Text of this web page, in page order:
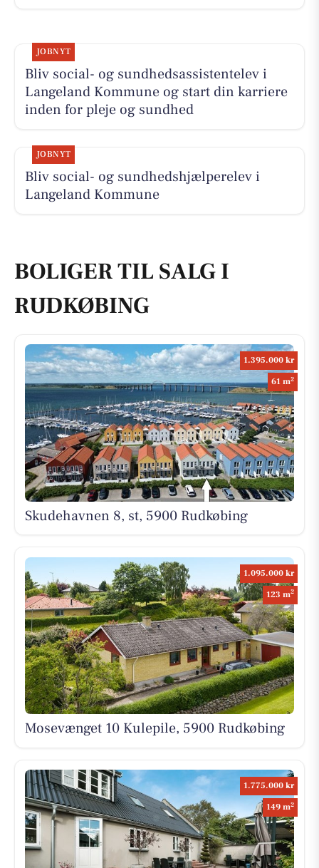
JOBNYT
Bliv social- og sundhedsassistentelev i
Langeland Kommune og start din karriere
inden for pleje og sundhed
JOBNYT
Bliv social- og sundhedshjælperelev i
Langeland Kommune
BOLIGER TIL SALG I
RUDKØBING
1.395.000 kr
61 m2
Skudehavnen 8, st, 5900 Rudkøbing
1.095.000 kr
123 m2
Mosevænget 10 Kulepile, 5900 Rudkøbing
1.775.000 kr
149 m2